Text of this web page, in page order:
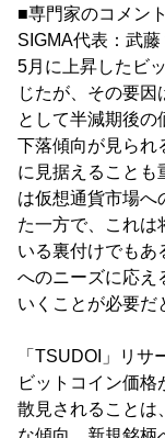
■専門家のコメント
SIGMA代表：武藤
5月に上昇したビ
じたが、その要
として半減期後の
下落傾向が見られ
に見据えることも
は仮想通貨市場へ
た一方で、これは
いる裏付けでもあ
へのニーズに応え
いくことが必要だ
「TSUDOI」リ
ビットコイン価
散見されることは